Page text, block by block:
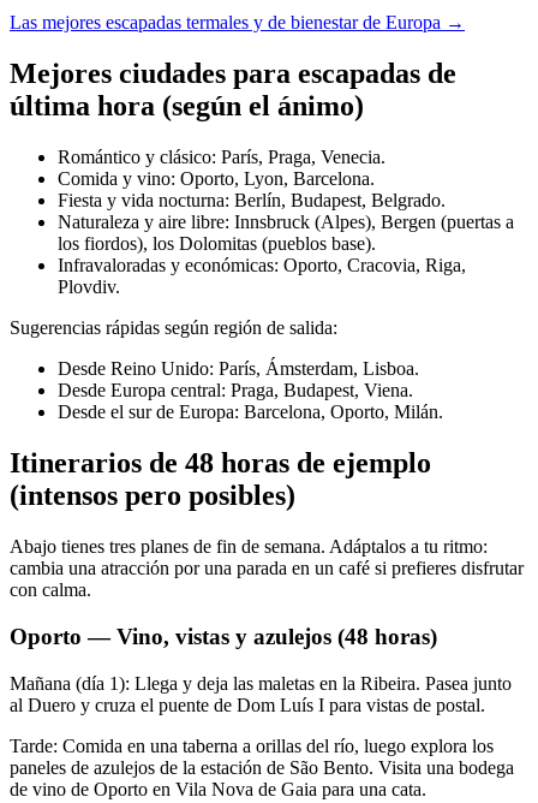
Las mejores escapadas termales y de bienestar de Europa →
Mejores ciudades para escapadas de
última hora (según el ánimo)
Romántico y clásico: París, Praga, Venecia.
Comida y vino: Oporto, Lyon, Barcelona.
Fiesta y vida nocturna: Berlín, Budapest, Belgrado.
Naturaleza y aire libre: Innsbruck (Alpes), Bergen (puertas a
los fiordos), los Dolomitas (pueblos base).
Infravaloradas y económicas: Oporto, Cracovia, Riga,
Plovdiv.
Sugerencias rápidas según región de salida:
Desde Reino Unido: París, Ámsterdam, Lisboa.
Desde Europa central: Praga, Budapest, Viena.
Desde el sur de Europa: Barcelona, Oporto, Milán.
Itinerarios de 48 horas de ejemplo
(intensos pero posibles)
Abajo tienes tres planes de fin de semana. Adáptalos a tu ritmo:
cambia una atracción por una parada en un café si prefieres disfrutar
con calma.
Oporto — Vino, vistas y azulejos (48 horas)
Mañana (día 1): Llega y deja las maletas en la Ribeira. Pasea junto
al Duero y cruza el puente de Dom Luís I para vistas de postal.
Tarde: Comida en una taberna a orillas del río, luego explora los
paneles de azulejos de la estación de São Bento. Visita una bodega
de vino de Oporto en Vila Nova de Gaia para una cata.